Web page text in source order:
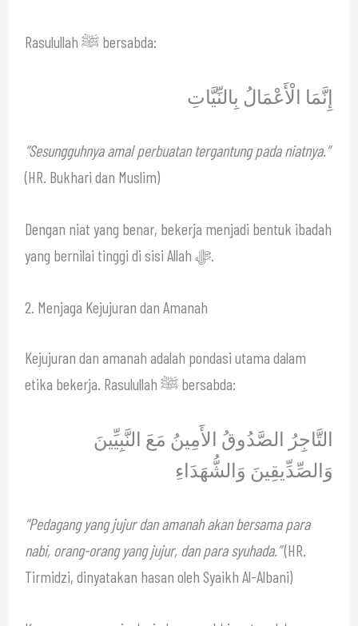
Rasulullah ﷺ bersabda:
إِنَّمَا الْأَعْمَالُ بِالنِّيَّاتِ
“Sesungguhnya amal perbuatan tergantung pada niatnya.”
(HR. Bukhari dan Muslim)
Dengan niat yang benar, bekerja menjadi bentuk ibadah
yang bernilai tinggi di sisi Allah ﷻ.
2. Menjaga Kejujuran dan Amanah
Kejujuran dan amanah adalah pondasi utama dalam
etika bekerja. Rasulullah ﷺ bersabda:
التَّاجِرُ الصَّدُوقُ الأَمِينُ مَعَ النَّبِيِّينَ
وَالصِّدِّيقِينَ وَالشُّهَدَاءِ
“Pedagang yang jujur dan amanah akan bersama para
nabi, orang-orang yang jujur, dan para syuhada.”(HR.
Tirmidzi, dinyatakan hasan oleh Syaikh Al-Albani)